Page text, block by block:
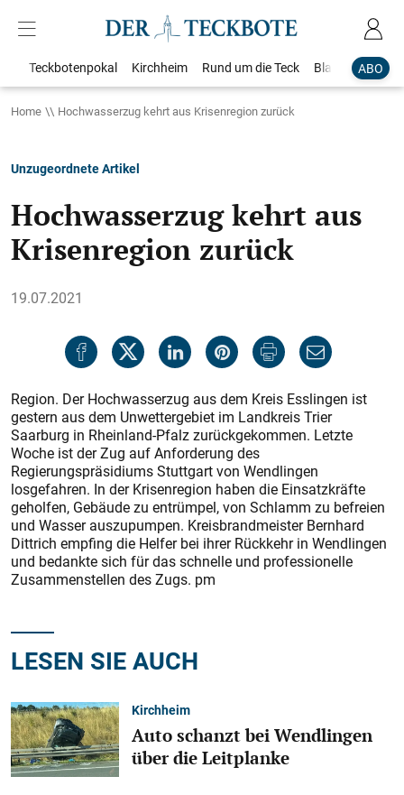
ABO
Teckbotenpokal Kirchheim Rund um die Teck Blaulicht
Home Hochwasserzug kehrt aus Krisenregion zurück
Unzugeordnete Artikel
Hochwasserzug kehrt aus
Krisenregion zurück
19.07.2021
Region. Der Hochwasserzug aus dem Kreis Esslingen ist
gestern aus dem Unwettergebiet im Landkreis Trier
Saarburg in Rheinland-Pfalz zurückgekommen. Letzte
Woche ist der Zug auf Anforderung des
Regierungspräsidiums Stuttgart von Wendlingen
losgefahren. In der Krisenregion haben die Einsatzkräfte
geholfen, Gebäude zu entrümpel, von Schlamm zu befreien
und Wasser auszupumpen. Kreisbrandmeister Bernhard
Dittrich empfing die Helfer bei ihrer Rückkehr in Wendlingen
und bedankte sich für das schnelle und professionelle
Zusammenstellen des Zugs. pm
LESEN SIE AUCH
Kirchheim
Auto schanzt bei Wendlingen
über die Leitplanke